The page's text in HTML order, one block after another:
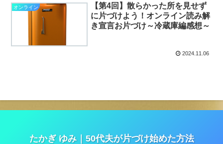
オンライン
【第4回】散らかった所を見せず
に片づけよう！オンライン読み解
き宣言お片づけ～冷蔵庫編感想～
2024.11.06
たかぎ ゆみ｜50代夫が片づけ始めた方法